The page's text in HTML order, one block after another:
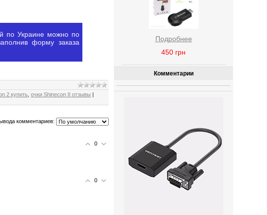
по Украине можно по
форму заказа
2 купить ,очки Shinecon II отзывы
комментариев:
0
0
Подробнее
450 грн
Комментарии